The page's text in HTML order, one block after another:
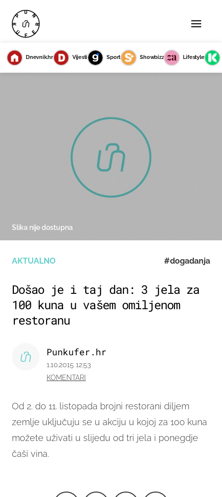
Dnevnik.hr Vijesti Sport Showbizz Lifestyle
AKTUALNO #dogadanja
Došao je i taj dan: 3 jela za
100 kuna u vašem omiljenom
restoranu
Od 2. do 11. listopada brojni restorani diljem
zemlje uključuju se u akciju u kojoj za 100 kuna
možete uživati u slijedu od tri jela i ponegdje
čaši vina.
Punkufer.hr
1.10.2015 12:53
KOMENTARI
Slika nije dostupna